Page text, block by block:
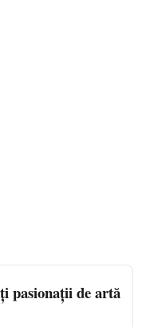
pasionații de artă